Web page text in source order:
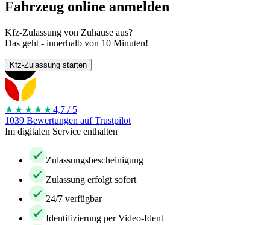
Fahrzeug online anmelden
Kfz-Zulassung von Zuhause aus?
Das geht - innerhalb von 10 Minuten!
Kfz-Zulassung starten
★★★★ ★4,7 / 5
1039 Bewertungen auf Trustpilot
Im digitalen Service enthalten
Zulassungsbescheinigung
Zulassung erfolgt sofort
24/7 verfügbar
Identifizierung per Video-Ident